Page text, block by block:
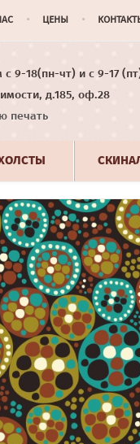
ЦЕНЫ
9-18(пн-чт) и с 9-17
д.185, оф.28
печать